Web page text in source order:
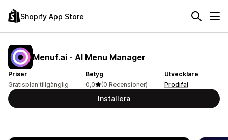
Shopify App Store
Menuf.ai ‑ AI Menu Manager
Priser
Gratisplan tillgänglig
Betyg
0,0
(0 Recensioner)
Utvecklare
Prodifai
Installera